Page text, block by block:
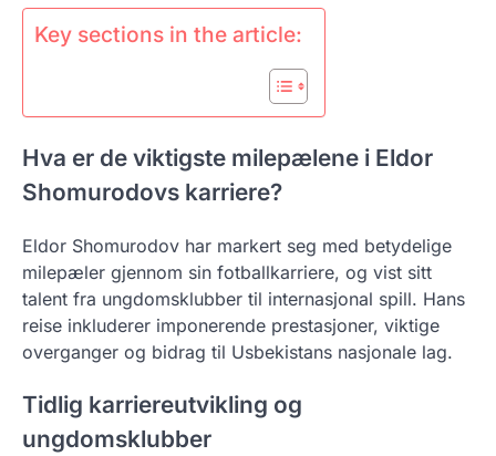
Key sections in the article:
Hva er de viktigste milepælene i Eldor
Shomurodovs karriere?
Eldor Shomurodov har markert seg med betydelige
milepæler gjennom sin fotballkarriere, og vist sitt
talent fra ungdomsklubber til internasjonal spill. Hans
reise inkluderer imponerende prestasjoner, viktige
overganger og bidrag til Usbekistans nasjonale lag.
Tidlig karriereutvikling og
ungdomsklubber